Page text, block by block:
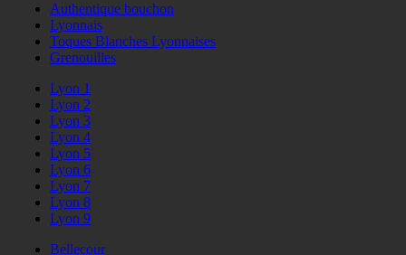
Authentique bouchon
Lyonnais
Toques Blanches Lyonnaises
Grenouilles
Lyon 1
Lyon 2
Lyon 3
Lyon 4
Lyon 5
Lyon 6
Lyon 7
Lyon 8
Lyon 9
Bellecour